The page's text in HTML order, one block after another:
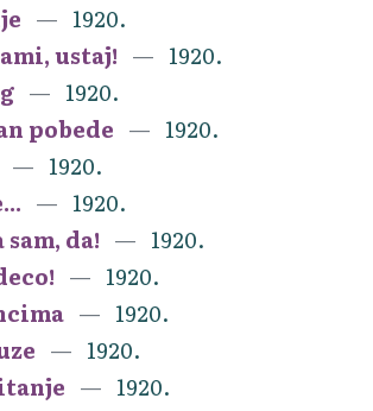
1920.
ustaj!
1920.
1920.
pobede
1920.
1920.
1920.
da!
1920.
1920.
1920.
1920.
1920.